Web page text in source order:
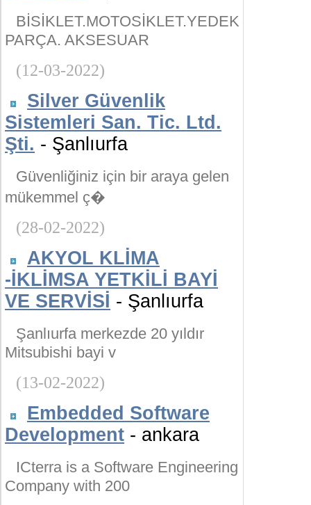
BİSİKLET.MOTOSİKLET.YEDEK
PARÇA. AKSESUAR
(12-03-2022)
Silver Güvenlik
Sistemleri San. Tic. Ltd.
Şti. - Şanlıurfa
Güvenliğiniz için bir araya gelen
mükemmel ç�
(28-02-2022)
AKYOL KLİMA
-İKLİMSA YETKİLİ BAYİ
VE SERVİSİ - Şanlıurfa
Şanlıurfa merkezde 20 yıldır
Mitsubishi bayi v
(13-02-2022)
Embedded Software
Development - ankara
ICterra is a Software Engineering
Company with 200